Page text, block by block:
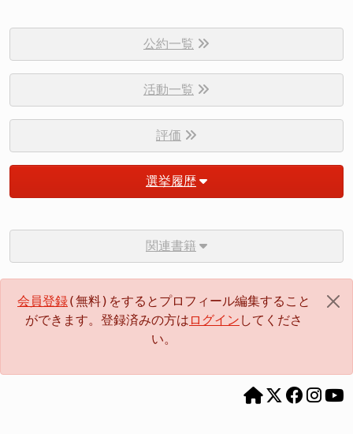
公約一覧
活動一覧
評価
選挙履歴
関連書籍
会員登録(無料)をするとプロフィール編集すること
ができます。登録済みの方は ログイン してくださ
い。